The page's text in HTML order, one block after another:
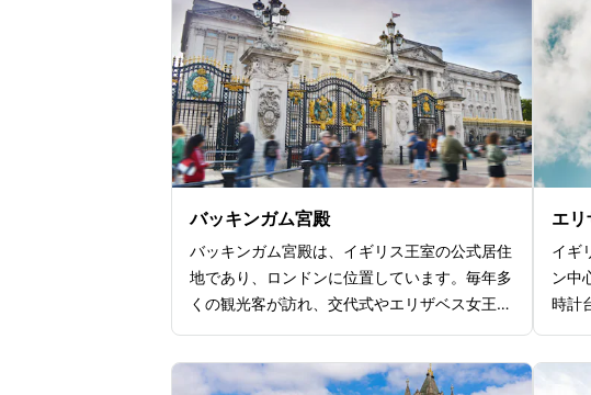
バッキンガム宮殿
バッキンガム宮殿は、イギリス王室の公式居住
地であり、ロンドンに位置しています。毎年多
くの観光客が訪れ、交代式やエリザベス女王の
品、絵画、彫刻などが展示されており、イギリ
エ
イギ
ン中
時計
は